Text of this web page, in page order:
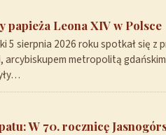
papieża Leona XIV w Polsce
5 sierpnia 2026 roku spotkał się z
metropolitą
W 70. rocznicę